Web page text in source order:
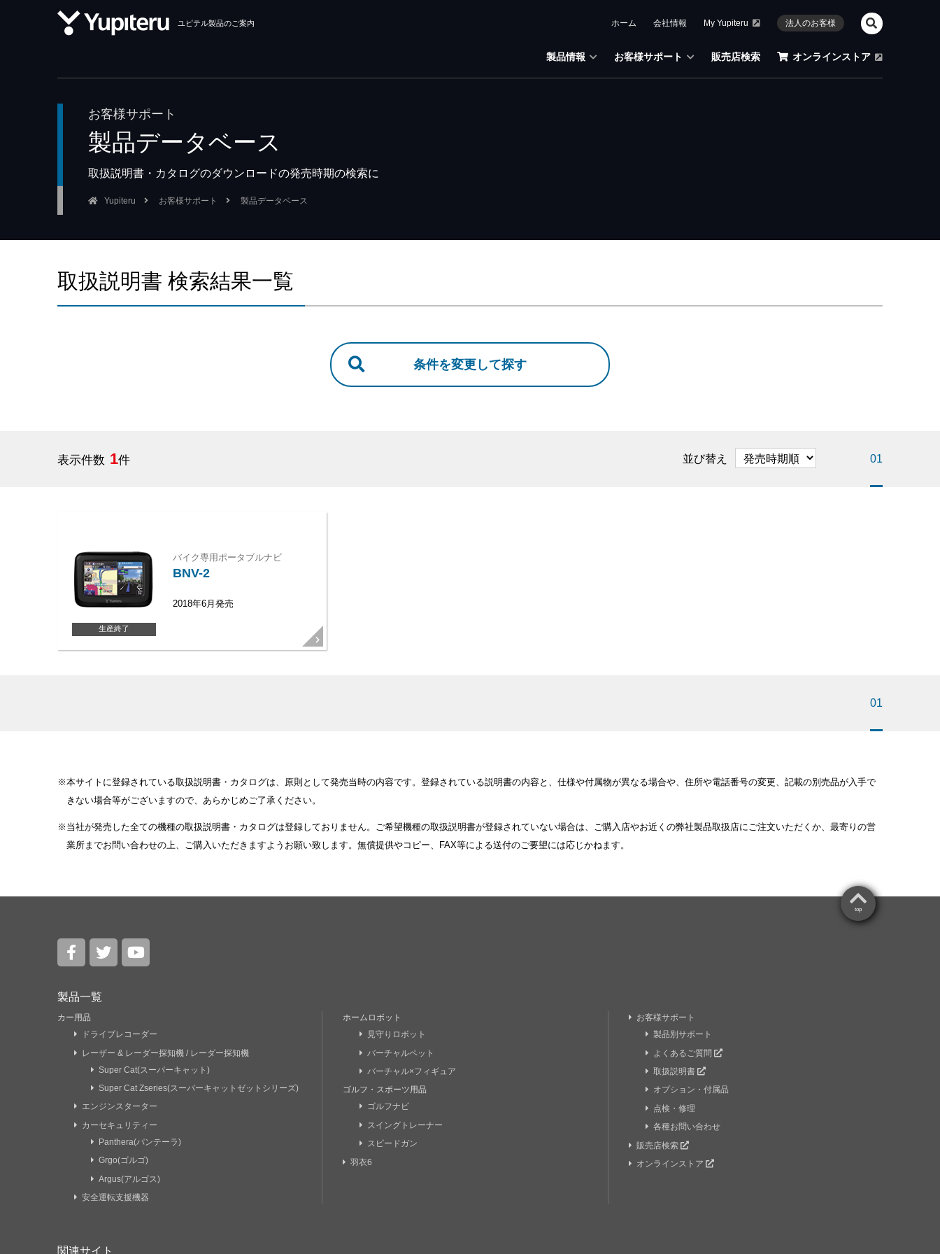
ユピテル製品のご案内 ホーム 会社情報 My Yupiteru 法人のお客様
製品情報 お客様サポート 販売店検索 オンラインストア
お客様サポート
製品データベース
取扱説明書・カタログのダウンロードの発売時期の検索に
Yupiteru お客様サポート 製品データベース
取扱説明書 検索結果一覧
表示件数 1件 並び替え 01
生産終了
バイク専用ポータブルナビ
BNV-2
2018年6月発売
01
本サイトに登録されている取扱説明書・カタログは、原則として発売当時の内容です。登録されている説明書の内容と、仕様や付属物が異なる場合や、住所や電話番号の変更、記載の別売品が入手で
きない場合等がございますので、あらかじめご了承ください。
当社が発売した全ての機種の取扱説明書・カタログは登録しておりません。ご希望機種の取扱説明書が登録されていない場合は、ご購入店やお近くの弊社製品取扱店にご注文いただくか、最寄りの営
業所までお問い合わせの上、ご購入いただきますようお願い致します。無償提供やコピー、FAX等による送付のご要望には応じかねます。
製品一覧
カー用品
ドライブレコーダー
レーザー & レーダー探知機 / レーダー探知機
Super Cat(スーパーキャット)
Super Cat Zseries(スーパーキャットゼットシリーズ)
エンジンスターター
カーセキュリティー
Panthera(パンテーラ)
Grgo(ゴルゴ)
Argus(アルゴス)
安全運転支援機器
ホームロボット
見守りロボット
バーチャルペット
バーチャル×フィギュア
ゴルフ・スポーツ用品
ゴルフナビ
スイングトレーナー
スピードガン
羽衣6
お客様サポート
製品別サポート
よくあるご質問
取扱説明書
オプション・付属品
点検・修理
各種お問い合わせ
販売店検索
オンラインストア
関連サイト
top